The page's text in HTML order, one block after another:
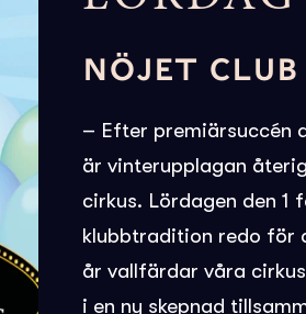
NÖJET CLUB
– Efter premiärsuccén
är vinterupplagan
cirkus. Lördagen den 1
klubbtradition redo för
år vallfärdar våra
i en ny skepnad